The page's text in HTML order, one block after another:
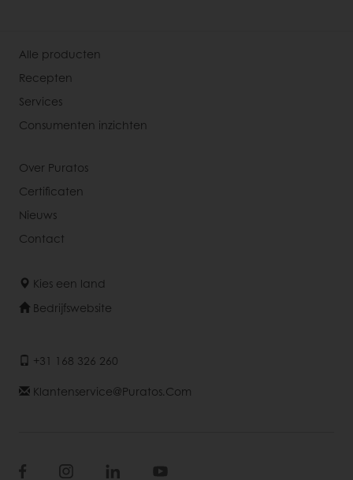
Alle producten
Recepten
Services
Consumenten inzichten
Over Puratos
Certificaten
Nieuws
Contact
Kies een land
Bedrijfswebsite
+31 168 326 260
Klantenservice@puratos.com